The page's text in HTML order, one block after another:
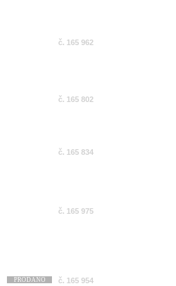
č. 165 962
č. 165 802
č. 165 834
č. 165 975
PRODÁNO č. 165 954